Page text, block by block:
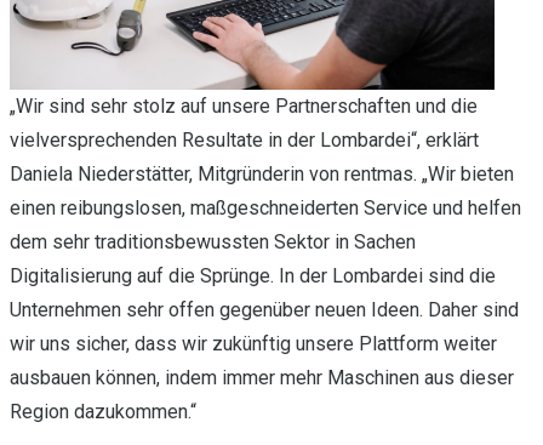
„Wir sind sehr stolz auf unsere Partnerschaften und die
vielversprechenden Resultate in der Lombardei“, erklärt
Daniela Niederstätter, Mitgründerin von rentmas. „Wir bieten
einen reibungslosen, maßgeschneiderten Service und helfen
dem sehr traditionsbewussten Sektor in Sachen
Digitalisierung auf die Sprünge. In der Lombardei sind die
Unternehmen sehr offen gegenüber neuen Ideen. Daher sind
wir uns sicher, dass wir zukünftig unsere Plattform weiter
ausbauen können, indem immer mehr Maschinen aus dieser
Region dazukommen.“